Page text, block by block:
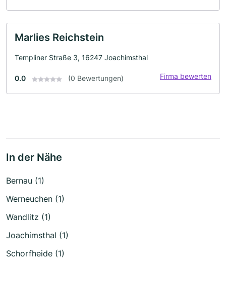
Marlies Reichstein
Templiner Straße 3, 16247 Joachimsthal
0.0 (0 Bewertungen) Firma bewerten
In der Nähe
Bernau (1)
Werneuchen (1)
Wandlitz (1)
Joachimsthal (1)
Schorfheide (1)